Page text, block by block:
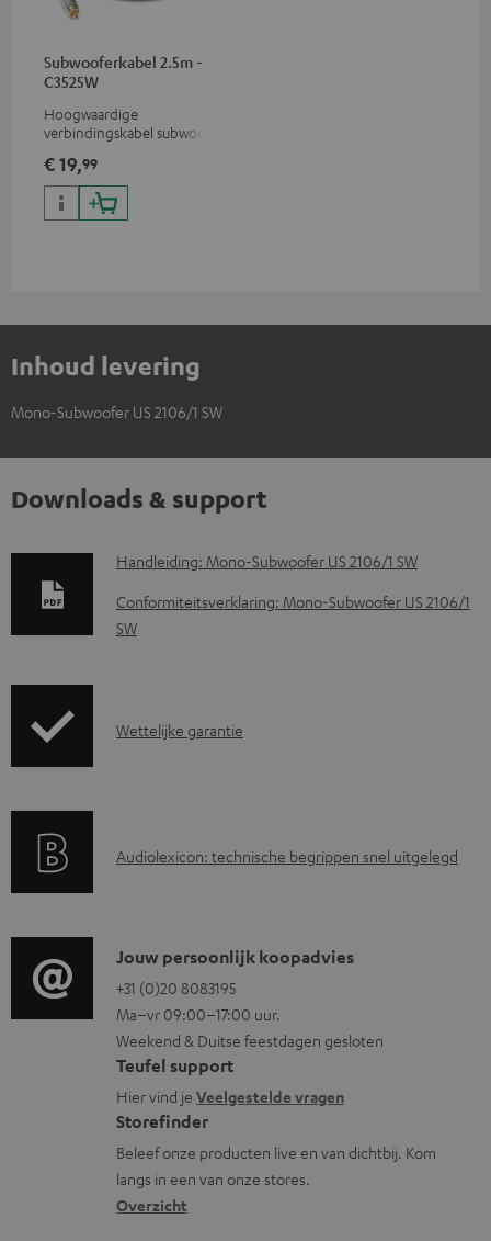
Subwooferkabel 2.5m -
C3525W
Hoogwaardige
verbindingskabel subwoofer
€ 19,99
Inhoud levering
Mono-Subwoofer US 2106/1 SW
Downloads & support
D
o
w
o
o
m
e
n
t
e
n
Handleiding: Mono-Subwoofer US 2106/1 SW
Conformiteitsverklaring: Mono-Subwoofer US 2106/1
SW
G
n
e
i
n
f
o
r
m
a
Wettelijke garantie
A
i
o
g
l
o
s
s
a
r
Audiolexicon: technische begrippen snel uitgelegd
C
o
n
t
a
c
t
i
n
Jouw persoonlijk koopadvies
+31 (0)20 8083195
Ma–vr 09:00–17:00 uur.
Weekend & Duitse feestdagen gesloten
Teufel support
Hier vind je Veelgestelde vragen
Storefinder
Beleef onze producten live en van dichtbij. Kom
langs in een van onze stores.
Overzicht